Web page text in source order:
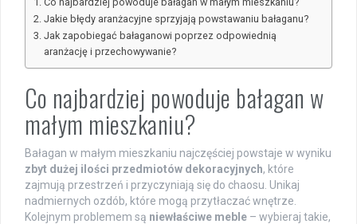
Jakie błędy aranżacyjne sprzyjają powstawaniu bałaganu?
Jak zapobiegać bałaganowi poprzez odpowiednią
aranżację i przechowywanie?
Co najbardziej powoduje bałagan w
małym mieszkaniu?
Bałagan w małym mieszkaniu najczęściej powstaje w wyniku
zbyt dużej ilości przedmiotów dekoracyjnych, które
zajmują przestrzeń i przyczyniają się do chaosu. Unikaj
nadmiernych ozdób, które mogą przytłaczać wnętrze.
Kolejnym problemem są niewłaściwe meble – wybieraj takie,